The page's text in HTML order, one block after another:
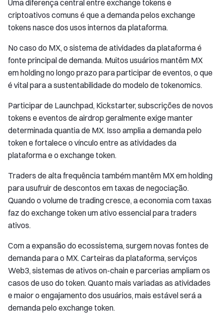
Uma diferença central entre exchange tokens e
criptoativos comuns é que a demanda pelos exchange
tokens nasce dos usos internos da plataforma.
No caso do MX, o sistema de atividades da plataforma é
fonte principal de demanda. Muitos usuários mantêm MX
em holding no longo prazo para participar de eventos, o que
é vital para a sustentabilidade do modelo de tokenomics.
Participar de Launchpad, Kickstarter, subscrições de novos
tokens e eventos de airdrop geralmente exige manter
determinada quantia de MX. Isso amplia a demanda pelo
token e fortalece o vínculo entre as atividades da
plataforma e o exchange token.
Traders de alta frequência também mantêm MX em holding
para usufruir de descontos em taxas de negociação.
Quando o volume de trading cresce, a economia com taxas
faz do exchange token um ativo essencial para traders
ativos.
Com a expansão do ecossistema, surgem novas fontes de
demanda para o MX. Carteiras da plataforma, serviços
Web3, sistemas de ativos on-chain e parcerias ampliam os
casos de uso do token. Quanto mais variadas as atividades
e maior o engajamento dos usuários, mais estável será a
demanda pelo exchange token.